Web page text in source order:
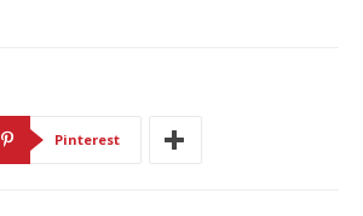
Pinterest